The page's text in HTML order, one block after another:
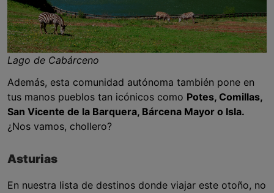
Lago de Cabárceno
Además, esta comunidad autónoma también pone en
tus manos pueblos tan icónicos como Potes, Comillas,
San Vicente de la Barquera, Bárcena Mayor o Isla.
¿Nos vamos, chollero?
Asturias
En nuestra lista de destinos donde viajar este otoño, no